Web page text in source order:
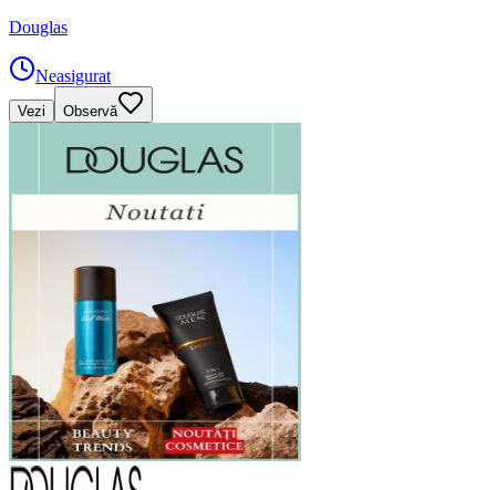
Douglas
Neasigurat
Vezi Observă